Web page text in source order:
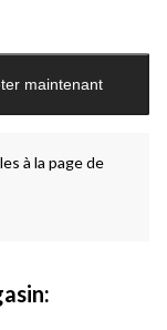
maintenant
à la page de